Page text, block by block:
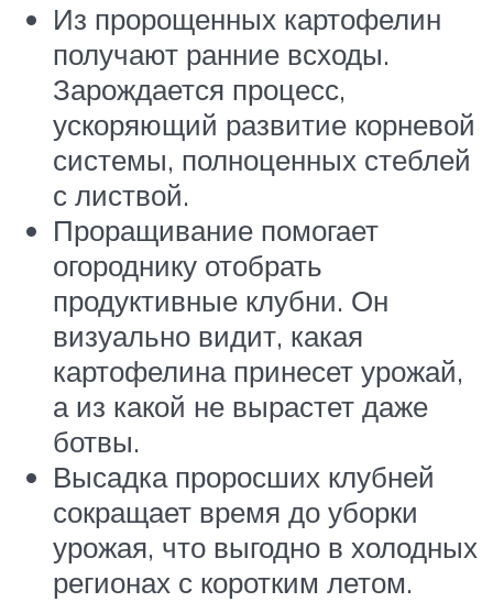
Из пророщенных картофелин
получают ранние всходы.
Зарождается процесс,
ускоряющий развитие корневой
системы, полноценных стеблей
с листвой.
Проращивание помогает
огороднику отобрать
продуктивные клубни. Он
визуально видит, какая
картофелина принесет урожай,
а из какой не вырастет даже
ботвы.
Высадка проросших клубней
сокращает время до уборки
урожая, что выгодно в холодных
регионах с коротким летом.